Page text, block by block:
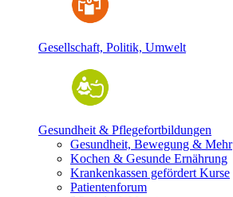
Gesellschaft, Politik, Umwelt
Gesundheit & Pflegefortbildungen
Gesundheit, Bewegung & Mehr
Kochen & Gesunde Ernährung
Krankenkassen gefördert Kurse
Patientenforum